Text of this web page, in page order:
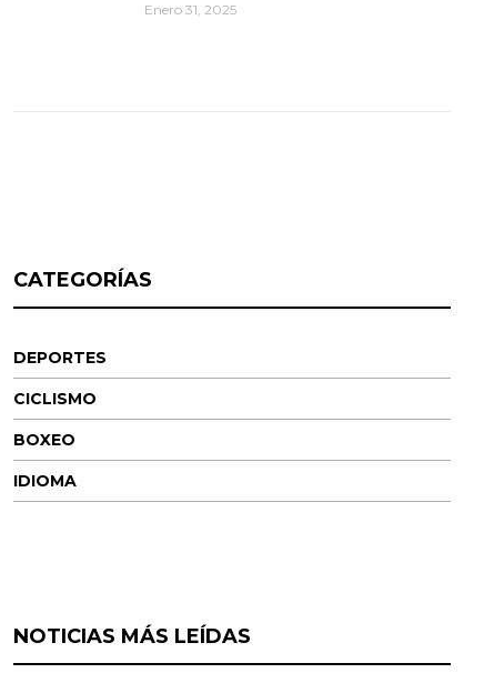
Enero 31, 2025
CATEGORÍAS
DEPORTES
CICLISMO
BOXEO
IDIOMA
NOTICIAS MÁS LEÍDAS